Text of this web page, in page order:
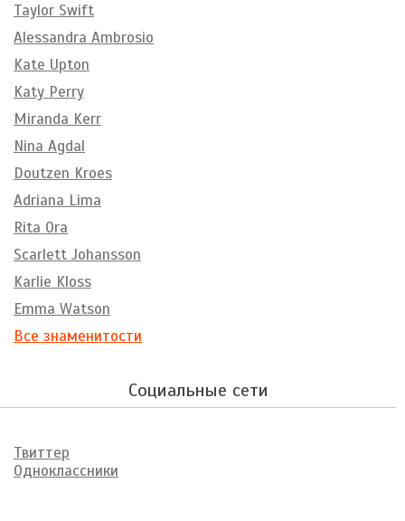
Taylor Swift
Alessandra Ambrosio
Kate Upton
Katy Perry
Miranda Kerr
Nina Agdal
Doutzen Kroes
Adriana Lima
Rita Ora
Scarlett Johansson
Karlie Kloss
Emma Watson
Все знаменитости
Социальные сети
Твиттер
Одноклассники